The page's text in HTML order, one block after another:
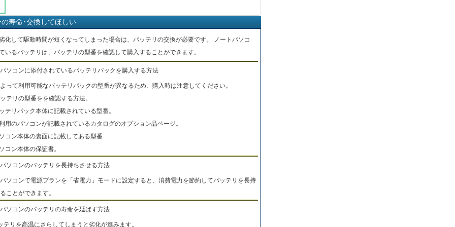
寿命･交換してほしい
化して駆動時間が短くなってしまった場合は、バッテリの交換が必要です。 ノートパソコ
いるバッテリは、バッテリの型番を確認して購入することができます。
ソコンに添付されているバッテリパックを購入する方法
って利用可能なバッテリパックの型番が異なるため、購入時は注意してください。
テリの型番をを確認する方法。
テリパック本体に記載されている型番。
用のパソコンが記載されているカタログのオプション品ページ。
コン本体の裏面に記載してある型番
コン本体の保証書。
ソコンのバッテリを長持ちさせる方法
ソコンで電源プランを「省電力」モードに設定すると、消費電力を節約してバッテリを長持
ことができます。
ソコンのバッテリの寿命を延ばす方法
テリを高温にさらしてしまうと劣化が進みます。